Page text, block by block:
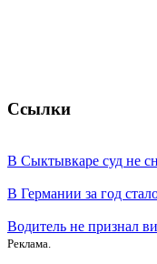
Ссылки
В Сыктывкаре суд не
В Германии за год
Водитель не признал
Реклама.